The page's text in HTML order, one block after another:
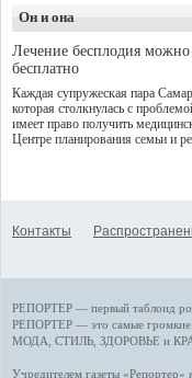
Он и она
Лечение бесплодия можно
бесплатно
Каждая супружеская пара
которая столкнулась с
имеет право получить
Центре планирования семьи и
Контакты
РЕПОРТЕР — первый таблоид
РЕПОРТЕР — это самые
МОДА, СТИЛЬ ЗДОРОВЬЕ и
Учредителем газеты